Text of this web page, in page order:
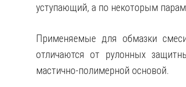
уступающий, а по некоторым
Применяемые для обмазки
отличаются от рулонных
мастично-полимерной основой.